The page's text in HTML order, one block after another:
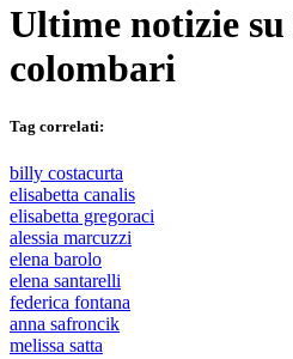
Ultime notizie su
colombari
Tag correlati:
billy costacurta
elisabetta canalis
elisabetta gregoraci
alessia marcuzzi
elena barolo
elena santarelli
federica fontana
anna safroncik
melissa satta